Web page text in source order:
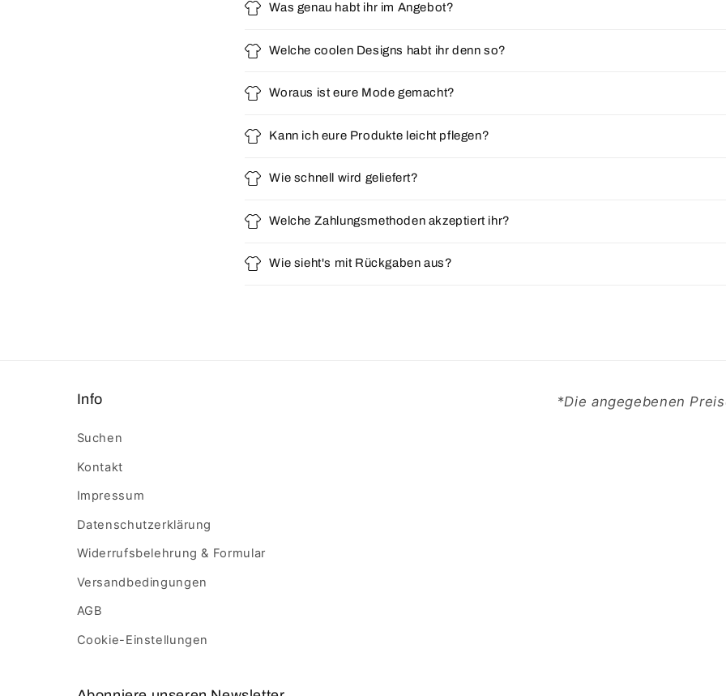
Was genau habt ihr im Angebot?
Welche coolen Designs habt ihr denn so?
Woraus ist eure Mode gemacht?
Kann ich eure Produkte leicht pflegen?
Wie schnell wird geliefert?
Welche Zahlungsmethoden akzeptiert ihr?
Wie sieht's mit Rückgaben aus?
Info
Suchen
Kontakt
Impressum
Datenschutzerklärung
Widerrufsbelehrung & Formular
Versandbedingungen
AGB
Cookie-Einstellungen
*Die angegebenen